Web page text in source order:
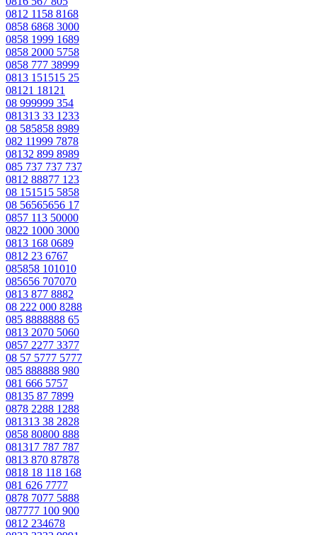
0812 1158 8168
0858 6868 3000
0858 1999 1689
0858 2000 5758
0858 777 38999
0813 151515 25
08121 18121
08 999999 354
081313 33 1233
08 585858 8989
082 11999 7878
08132 899 8989
085 737 737 737
0812 88877 123
08 151515 5858
08 56565656 17
0857 113 50000
0822 1000 3000
0813 168 0689
0812 23 6767
085858 101010
085656 707070
0813 877 8882
08 222 000 8288
085 8888888 65
0813 2070 5060
0857 2277 3377
08 57 5777 5777
085 888888 980
081 666 5757
08135 87 7899
0878 2288 1288
081313 38 2828
0858 80800 888
081317 787 787
0813 870 87878
0818 18 118 168
081 626 7777
0878 7077 5888
087777 100 900
0812 234678